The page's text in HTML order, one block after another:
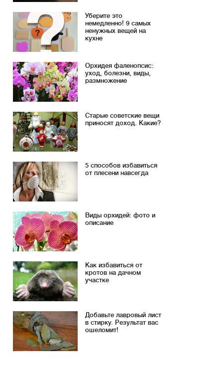
Уберите это
немедленно! 9 самых
ненужных вещей на
кухне
Орхидея фаленопсис:
уход, болезни, виды,
размножение
Старые советские вещи
приносят доход. Какие?
5 способов избавиться
от плесени навсегда
Виды орхидей: фото и
описание
Как избавиться от
кротов на дачном
участке
Добавьте лавровый лист
в стирку. Результат вас
ошеломит!